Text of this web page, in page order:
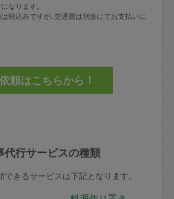
なります。
税込みですが､交通費は別途にてお支払いに
代行サービスの種類
できるサービスは下記となります。